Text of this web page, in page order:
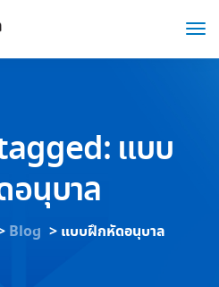
แบบ
นุบาล
Blog > แบบฝึกหัดอนุบาล